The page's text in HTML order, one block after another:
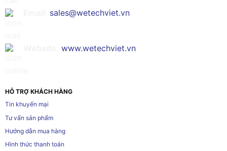
sales@wetechviet.vn
www.wetechviet.vn
HỖ TRỢ KHÁCH HÀNG
Tin khuyến mại
Tư vấn sản phẩm
Hướng dẫn mua hàng
Hình thức thanh toán